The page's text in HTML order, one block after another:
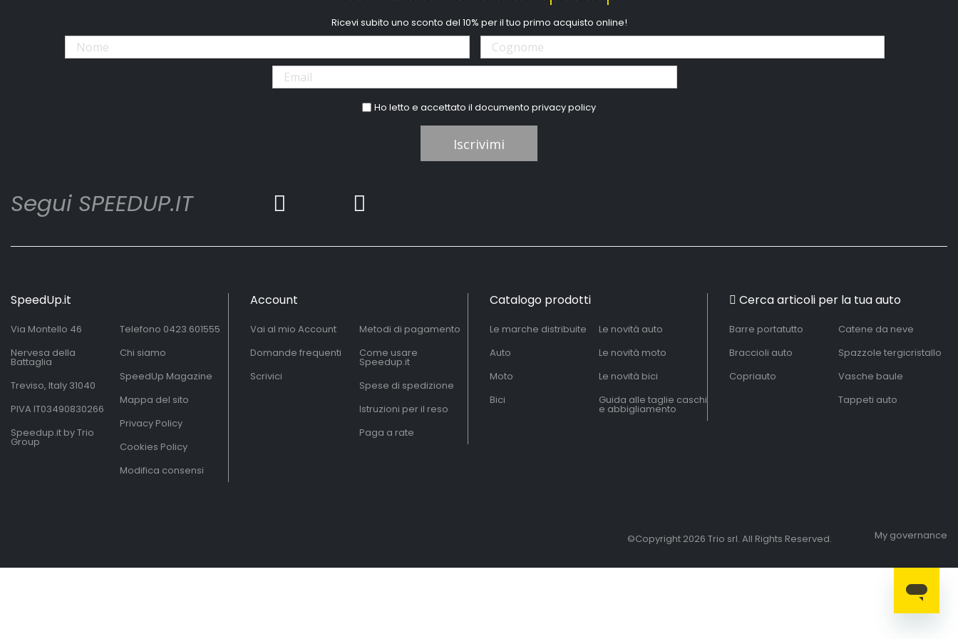
Ricevi subito uno sconto del 10% per il tuo primo acquisto online!
Ho letto e accettato il documentoprivacy policy
Iscrivimi
Segui SPEEDUP.IT
SpeedUp.it
Via Montello 46
Nervesa della
Battaglia
Treviso, Italy 31040
PIVA IT03490830266
Speedup.it by Trio
Group
Telefono 0423.601555
Chi siamo
SpeedUp Magazine
Mappa del sito
Privacy Policy
Cookies Policy
Modifica consensi
Account
Vai al mio Account
Domande frequenti
Scrivici
Metodi di pagamento
Come usare
Speedup.it
Spese di spedizione
Istruzioni per il reso
Paga a rate
Catalogo prodotti
Le marche distribuite
Auto
Moto
Bici
Le novità auto
Le novità moto
Le novità bici
Guida alle taglie caschi
e abbigliamento
Cerca articoli per la tua auto
Barre portatutto
Braccioli auto
Copriauto
Catene da neve
Spazzole tergicristallo
Vasche baule
Tappeti auto
My governance
©Copyright 2026 Trio srl. All Rights Reserved.